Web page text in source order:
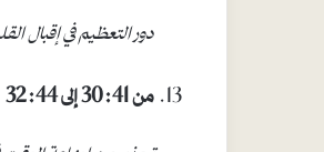
دور التعظيم في إقبال
من 30:41 إلى 32:44